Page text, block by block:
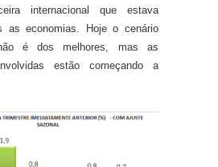
internacional que estava
as economias. Hoje o cenário
é dos melhores, mas as
estão começando a